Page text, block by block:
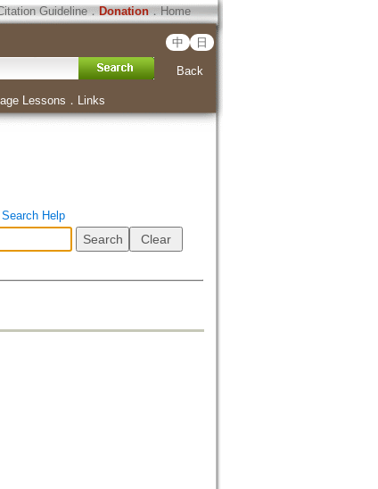
Guideline． Donation．Home
中 日
Back
Lessons ． Links
Search Help